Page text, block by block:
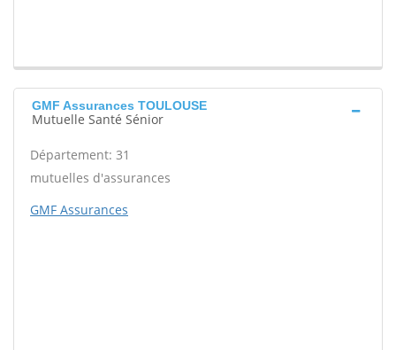
GMF Assurances TOULOUSE
Mutuelle Santé Sénior
Département: 31
mutuelles d'assurances
GMF Assurances